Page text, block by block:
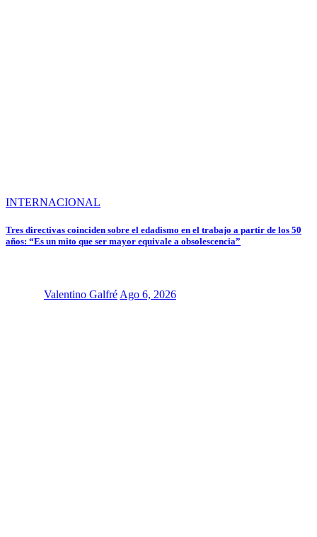
INTERNACIONAL
Tres directivas coinciden sobre el edadismo en el trabajo a partir de los 50
años: “Es un mito que ser mayor equivale a obsolescencia”
Valentino Galfré Ago 6, 2026